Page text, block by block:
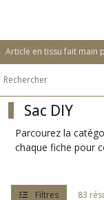
Article en tissu fait main
Sac DIY
Parcourez la
chaque fiche pour
Filtres 83
anneaux
(6)
poignés,
bandouillières